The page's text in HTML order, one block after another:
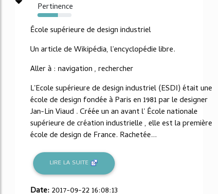
Pertinence
60%
École supérieure de design industriel
Un article de Wikipédia, l'encyclopédie libre.
Aller à : navigation , rechercher
L'Ecole supérieure de design industriel (ESDI) était une
école de design fondée à Paris en 1981 par le designer
Jan-Lin Viaud . Créée un an avant l' École nationale
supérieure de création industrielle , elle est la première
école de design de France. Rachetée...
LIRE LA SUITE
Date: 2017-09-22 16:08:13